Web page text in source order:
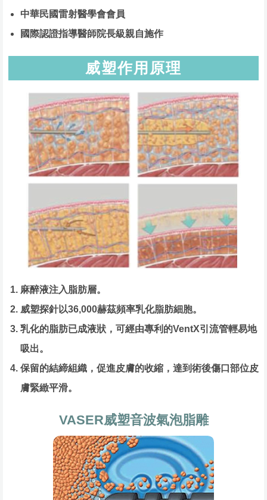
中華民國雷射醫學會會員
國際認證指導醫師院長級親自施作
威塑作用原理
麻醉液注入脂肪層。
威塑探針以36,000赫茲頻率乳化脂肪細胞。
乳化的脂肪已成液狀，可經由專利的VentX引流管輕易地
吸出。
保留的結締組織，促進皮膚的收縮，達到術後傷口部位皮
膚緊緻平滑。
VASER威塑音波氣泡脂雕